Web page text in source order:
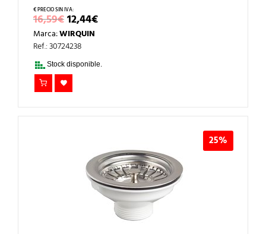
16,59€EL
PRECIO
ORIGINAL
ERA:
16,59€.
12,44€EL
PRECIO
Marca:WIRQUIN
Ref.: 30724238
Stock disponible.
25%